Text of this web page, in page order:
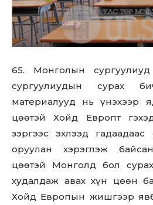
65. Монголын
сургуулиудын сурах
материалууд нь үнэхээр
цөөтэй Хойд Европт
зэргээс эхлээд
оруулан хэрэглэж
цөөтэй Монголд бол
худалдаж авах хүн цөөн
Хойд Европын жишгээр